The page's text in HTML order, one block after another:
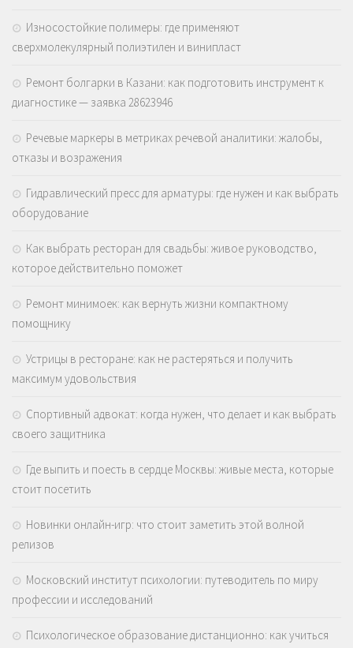
Износостойкие полимеры: где применяют
сверхмолекулярный полиэтилен и винипласт
Ремонт болгарки в Казани: как подготовить инструмент к
диагностике — заявка 28623946
Речевые маркеры в метриках речевой аналитики: жалобы,
отказы и возражения
Гидравлический пресс для арматуры: где нужен и как выбрать
оборудование
Как выбрать ресторан для свадьбы: живое руководство,
которое действительно поможет
Ремонт минимоек: как вернуть жизни компактному
помощнику
Устрицы в ресторане: как не растеряться и получить
максимум удовольствия
Спортивный адвокат: когда нужен, что делает и как выбрать
своего защитника
Где выпить и поесть в сердце Москвы: живые места, которые
стоит посетить
Новинки онлайн-игр: что стоит заметить этой волной
релизов
Московский институт психологии: путеводитель по миру
профессии и исследований
Психологическое образование дистанционно: как учиться